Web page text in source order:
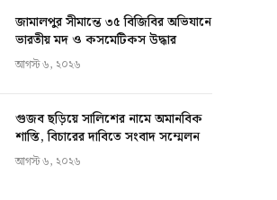
জামালপুর সীমান্তে ৩৫ বিজিবির অভিযানে
ভারতীয় মদ ও কসমেটিকস উদ্ধার
আগস্ট ৬, ২০২৬
গুজব ছড়িয়ে সালিশের নামে অমানবিক
শাস্তি, বিচারের দাবিতে সংবাদ সম্মেলন
আগস্ট ৬, ২০২৬